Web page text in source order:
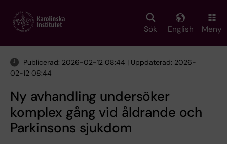
main
Sök English Meny
Publicerad: 2026-02-12 08:44 | Uppdaterad: 2026-
02-12 08:44
Ny avhandling undersöker
komplex gång vid åldrande och
Parkinsons sjukdom